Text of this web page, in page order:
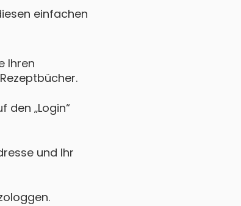
einfachen
Ihren
den „Login“
und Ihr